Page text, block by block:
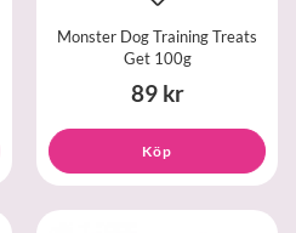
Monster Dog Training Treats
Get 100g
89 kr
Köp